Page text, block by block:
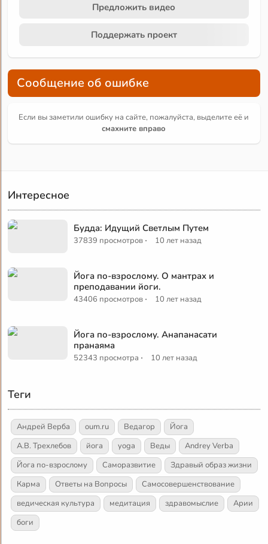
Предложить видео
Поддержать проект
Сообщение об ошибке
Если вы заметили ошибку на сайте, пожалуйста, выделите её и
смахните вправо
Интересное
Будда: Идущий Светлым Путем
37839 просмотров · 10 лет назад
Йога по-взрослому. О мантрах и
преподавании йоги.
43406 просмотров · 10 лет назад
Йога по-взрослому. Анапанасати
пранаяма
52343 просмотра · 10 лет назад
Теги
Андрей Верба oum.ru Ведагор
Йога
А.В. Трехлебов
йога yoga Веды
Andrey Verba
Йога по-взрослому
Саморазвитие
Здравый образ жизни
Карма
Ответы на Вопросы
Самосовершенствование
ведическая культура
медитация здравомыслие
Арии
боги